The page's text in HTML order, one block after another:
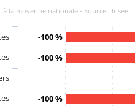
la moyenne nationale - Source : Insee
-100 %
-100 %
-100 %